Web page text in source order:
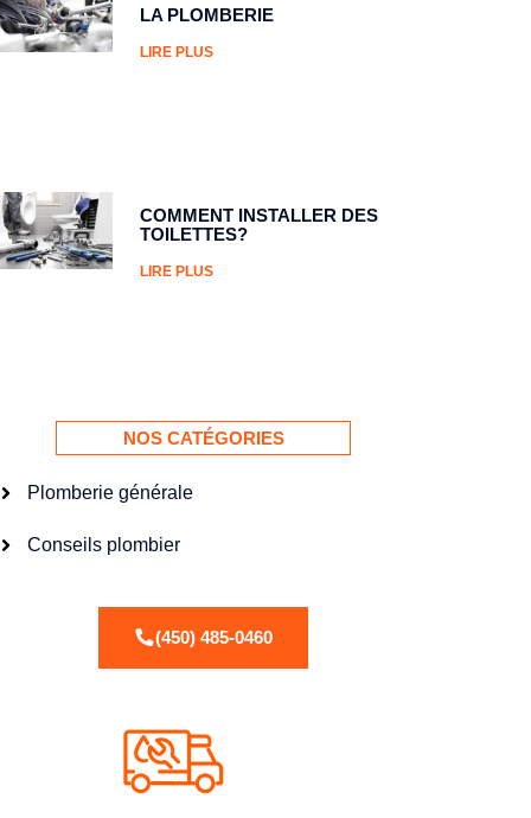
LA PLOMBERIE
LIRE PLUS
COMMENT INSTALLER DES
TOILETTES?
LIRE PLUS
NOS CATÉGORIES
Plomberie générale
Conseils plombier
(450) 485-0460